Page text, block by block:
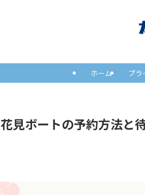
ホーム プラ
見ボートの予約方法と